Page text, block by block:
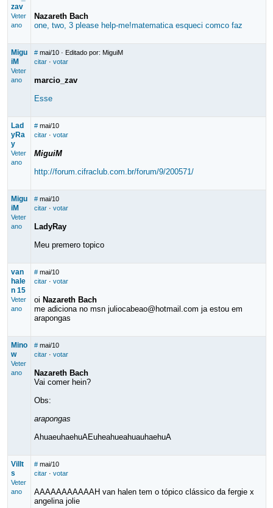
zav
Veter
ano
Nazareth Bach
one, two, 3 please help-me!matematica esqueci comco faz
Migu
iM
Veter
ano
# mai/10· Editado por: MiguiM
citar· votar
marcio_zav
Esse
Lad
yRa
y
Veter
ano
# mai/10
citar· votar
MiguiM
http://forum.cifraclub.com.br/forum/9/200571/
Migu
iM
Veter
ano
# mai/10
citar· votar
LadyRay
Meu premero topico
van
hale
n 15
Veter
ano
# mai/10
citar· votar
oi Nazareth Bach
me adiciona no msn juliocabeao@hotmail.com ja estou em
arapongas
Mino
w
Veter
ano
# mai/10
citar· votar
Nazareth Bach
Vai comer hein?
Obs:
arapongas
AhuaeuhaehuAEuheahueahuauhaehuA
Villt
s
Veter
ano
# mai/10
citar· votar
AAAAAAAAAAAH van halen tem o tópico clássico da fergie x
angelina jolie